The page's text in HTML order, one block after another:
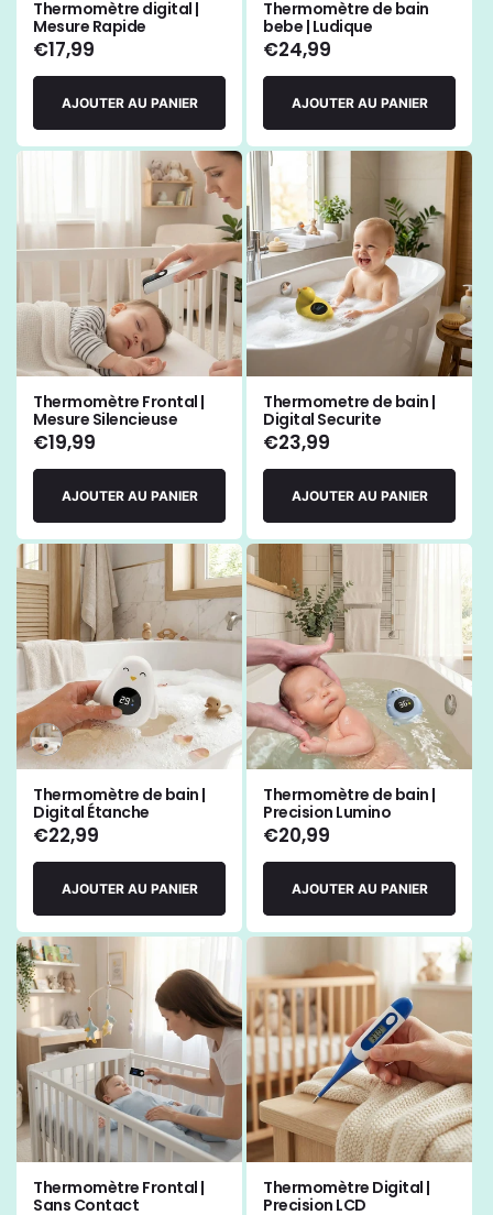
Thermomètre digital |
Mesure Rapide
Prix
€17,99
AJOUTER AU PANIER
Thermomètre de bain
bebe | Ludique
Prix
€24,99
AJOUTER AU PANIER
Thermomètre Frontal |
Mesure Silencieuse
Prix
€19,99
AJOUTER AU PANIER
Thermometre de bain |
Digital Securite
Prix
€23,99
AJOUTER AU PANIER
Variante
épuisée
indisponible
Thermomètre de bain |
Digital Étanche
Prix
€22,99
AJOUTER AU PANIER
Thermomètre de bain |
Precision Lumino
Prix
€20,99
AJOUTER AU PANIER
Thermomètre Frontal |
Sans Contact
Thermomètre Digital |
Precision LCD